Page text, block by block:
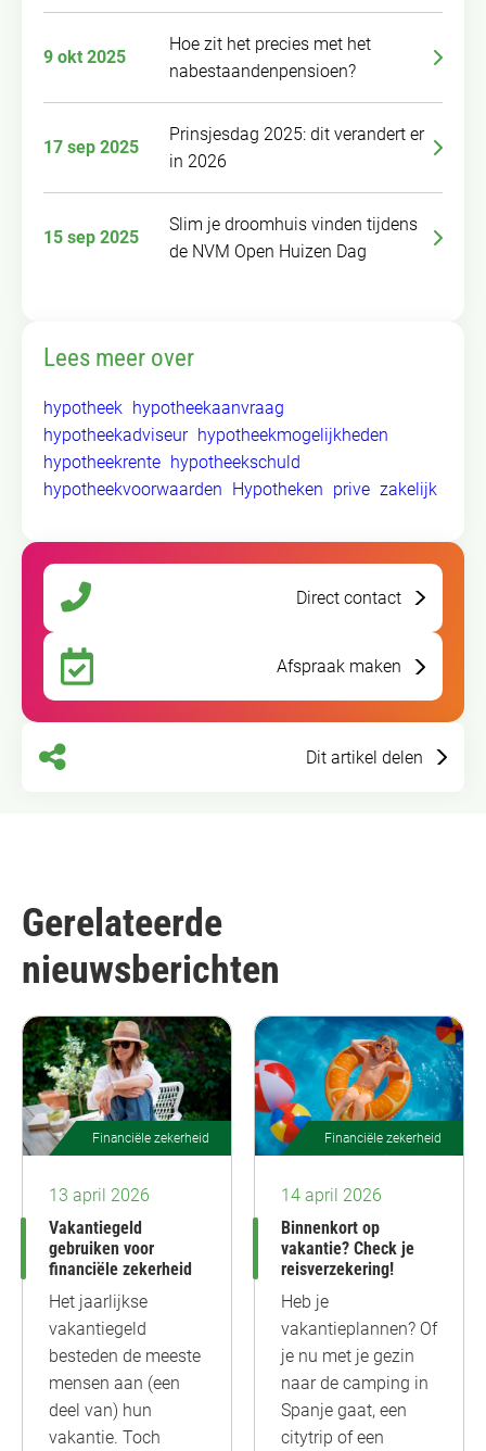
9 okt 2025
Hoe zit het precies met het
nabestaandenpensioen?
17 sep 2025
Prinsjesdag 2025: dit verandert er
in 2026
15 sep 2025
Slim je droomhuis vinden tijdens
de NVM Open Huizen Dag
Lees meer over
hypotheek hypotheekaanvraag
hypotheekadviseur hypotheekmogelijkheden
hypotheekrente hypotheekschuld
hypotheekvoorwaarden Hypotheken prive zakelijk
Direct contact
Afspraak maken
Dit artikel delen
Gerelateerde
nieuwsberichten
Financiële zekerheid
13 april 2026
Vakantiegeld
gebruiken voor
financiële zekerheid
Het jaarlijkse
vakantiegeld
besteden de meeste
mensen aan (een
deel van) hun
vakantie. Toch
Financiële zekerheid
14 april 2026
Binnenkort op
vakantie? Check je
reisverzekering!
Heb je
vakantieplannen? Of
je nu met je gezin
naar de camping in
Spanje gaat, een
citytrip of een